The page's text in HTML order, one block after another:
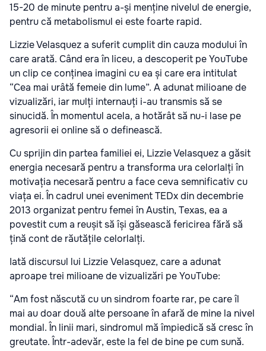
15-20 de minute pentru a-și menține nivelul de energie,
pentru că metabolismul ei este foarte rapid.
Lizzie Velasquez a suferit cumplit din cauza modului în
care arată. Când era în liceu, a descoperit pe YouTube
un clip ce conținea imagini cu ea și care era intitulat
“Cea mai urâtă femeie din lume”. A adunat milioane de
vizualizări, iar mulți internauți i-au transmis să se
sinucidă. În momentul acela, a hotărât să nu-i lase pe
agresorii ei online să o definească.
Cu sprijin din partea familiei ei, Lizzie Velasquez a găsit
energia necesară pentru a transforma ura celorlalți în
motivația necesară pentru a face ceva semnificativ cu
viața ei. În cadrul unei eveniment TEDx din decembrie
2013 organizat pentru femei în Austin, Texas, ea a
povestit cum a reușit să își găsească fericirea fără să
țină cont de răutățile celorlalți.
Iată discursul lui Lizzie Velasquez, care a adunat
aproape trei milioane de vizualizări pe YouTube:
“Am fost născută cu un sindrom foarte rar, pe care îl
mai au doar două alte persoane în afară de mine la nivel
mondial. În linii mari, sindromul mă împiedică să cresc în
greutate. Într-adevăr, este la fel de bine pe cum sună.